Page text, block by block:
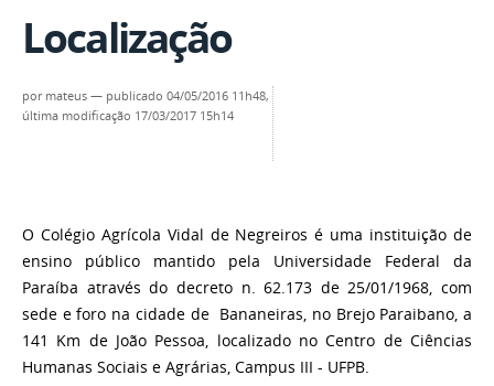
Localização
por mateus — publicado 04/05/2016 11h48,
última modificação 17/03/2017 15h14
O Colégio Agrícola Vidal de Negreiros é uma instituição de
ensino público mantido pela Universidade Federal da
Paraíba através do decreto n. 62.173 de 25/01/1968, com
sede e foro na cidade de Bananeiras, no Brejo Paraibano, a
141 Km de João Pessoa, localizado no Centro de Ciências
Humanas Sociais e Agrárias, Campus III - UFPB.